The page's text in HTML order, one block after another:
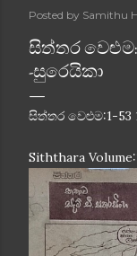
Posted by Samithu
සිත්තර
-සුරෙයිකා
සිත්තර වෙළුම:1-53
Siththara